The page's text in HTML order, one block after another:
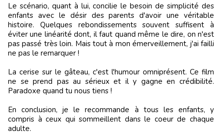
Le scénario, quant à lui, concilie le besoin de simplicité des
enfants avec le désir des parents d'avoir une véritable
histoire. Quelques rebondissements souvent suffisent à
éviter une linéarité dont, il faut quand même le dire, on n'est
pas passé très loin. Mais tout à mon émerveillement, j'ai failli
ne pas le remarquer !
La cerise sur le gâteau, c'est l'humour omniprésent. Ce film
ne se prend pas au sérieux et il y gagne en crédibilité.
Paradoxe quand tu nous tiens !
En conclusion, je le recommande à tous les enfants, y
compris à ceux qui sommeillent dans le coeur de chaque
adulte.